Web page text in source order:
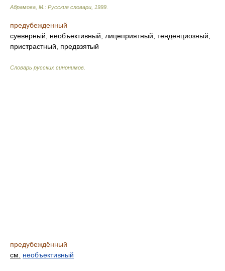
Абрамова, М.: Русские словари 1999
предубежденный
суеверный, необъективный, лицеприятный, тенденциозный,
пристрастный, предвзятый
Словарь русских синонимов
предубеждённый
см.
необъективный